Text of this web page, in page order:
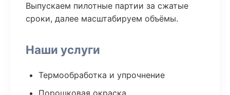
Выпускаем пилотные партии за сжатые
сроки, далее масштабируем объёмы.
Наши услуги
Термообработка и упрочнение
Порошковая окраска